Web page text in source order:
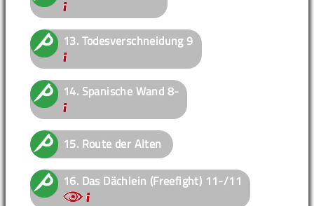
13. Todesverschneidung9
14. Spanische Wand 8-
15. Route der Alten
16. Das Dächlein (Freefight) 11-/11